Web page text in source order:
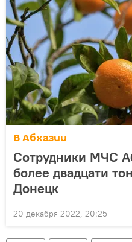
В Абхазии
Сотрудники МЧС
более двадцати
Донецк
20 декабря 2022, 20:25